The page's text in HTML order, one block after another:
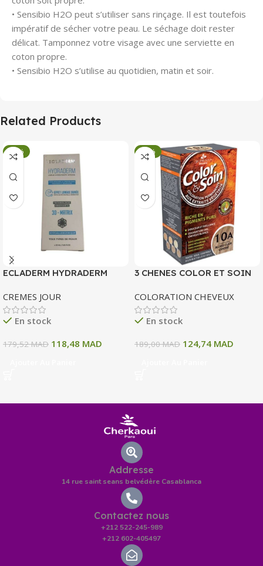
• Sensibio H2O peut s’utiliser sans rinçage. Il est toutefois
impératif de sécher votre peau. Le séchage doit rester
délicat. Tamponnez votre visage avec une serviette en
coton propre.
• Sensibio H2O s’utilise au quotidien, matin et soir.
Related Products
-34%
ECLADERM HYDRADERM
INTENSE 72H 50 ML
CREMES JOUR
En stock
179,52MAD 118,48 MAD
-34%
3 CHENES COLOR ET SOIN
10 A BLOND CLAIR CENDRE
135 ML
COLORATION CHEVEUX
En stock
189,00MAD 124,74 MAD
Addresse
14 rue saint seans belvédère Casablanca
Contactez nous
+212 522-245-989
+212 602-405497